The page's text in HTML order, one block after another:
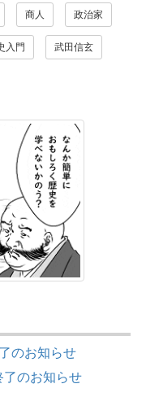
商人 政治家
入門 武田信玄
のお知らせ
了のお知らせ